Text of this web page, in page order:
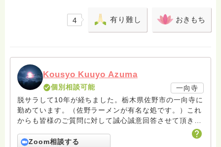
4 有り難し おきもち
Kousyo Kuuyo Azuma
個別相談可能
一向寺
脱サラして10年が経ちました。栃木県佐野市の一向寺に
勤めています。（佐野ラーメンが有名な処です。）これ
からも皆様のご質問に対して誠心誠意回答させて頂きた
いと存じます。まだまだ修行中の身ですので至らぬ点あ
ろうかとは存じますが共に精進して参りましょうね。お
Zoom相談する